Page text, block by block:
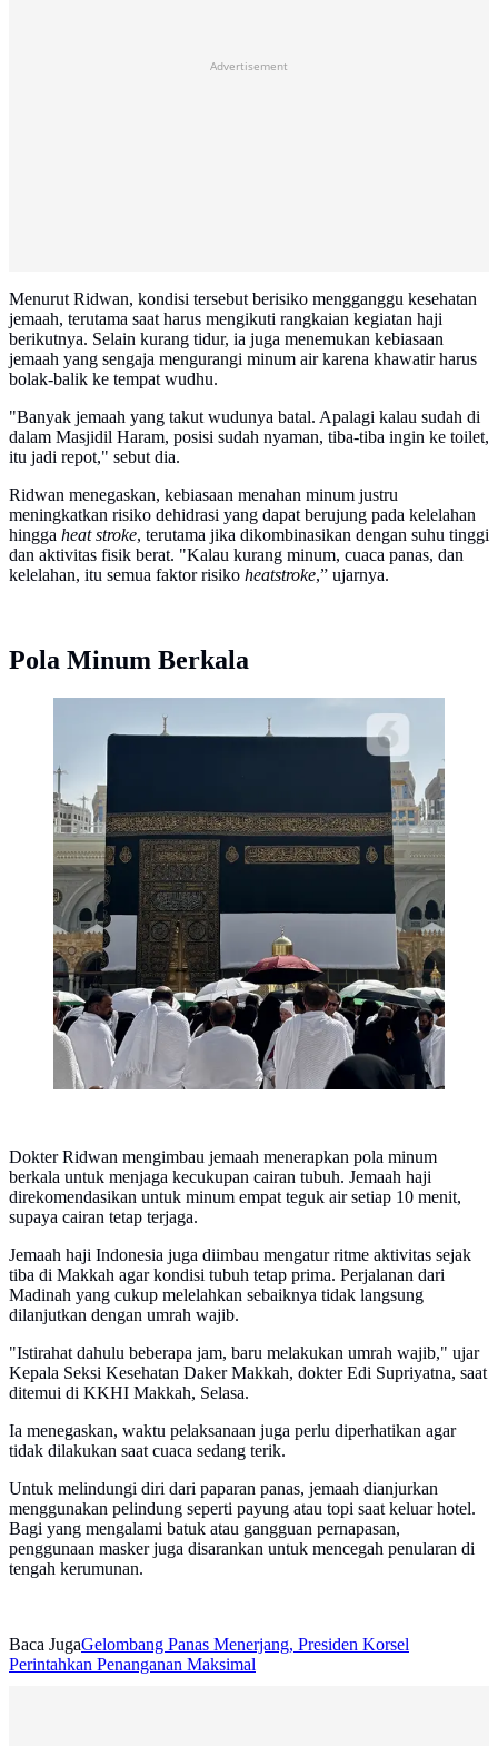
Advertisement
Menurut Ridwan, kondisi tersebut berisiko mengganggu kesehatan
jemaah, terutama saat harus mengikuti rangkaian kegiatan haji
berikutnya. Selain kurang tidur, ia juga menemukan kebiasaan
jemaah yang sengaja mengurangi minum air karena khawatir harus
bolak-balik ke tempat wudhu.
"Banyak jemaah yang takut wudunya batal. Apalagi kalau sudah di
dalam Masjidil Haram, posisi sudah nyaman, tiba-tiba ingin ke toilet,
itu jadi repot," sebut dia.
Ridwan menegaskan, kebiasaan menahan minum justru
meningkatkan risiko dehidrasi yang dapat berujung pada kelelahan
hingga heat stroke, terutama jika dikombinasikan dengan suhu tinggi
dan aktivitas fisik berat. "Kalau kurang minum, cuaca panas, dan
kelelahan, itu semua faktor risiko heatstroke,” ujarnya.
Pola Minum Berkala
Suasana Masjidil Haram di musim haji 2026 pada 23
April 2026. (Liputan6.com/Asnida Riani/MCH 2026)
Dokter Ridwan mengimbau jemaah menerapkan pola minum
berkala untuk menjaga kecukupan cairan tubuh. Jemaah haji
direkomendasikan untuk minum empat teguk air setiap 10 menit,
supaya cairan tetap terjaga.
Jemaah haji Indonesia juga diimbau mengatur ritme aktivitas sejak
tiba di Makkah agar kondisi tubuh tetap prima. Perjalanan dari
Madinah yang cukup melelahkan sebaiknya tidak langsung
dilanjutkan dengan umrah wajib.
"Istirahat dahulu beberapa jam, baru melakukan umrah wajib," ujar
Kepala Seksi Kesehatan Daker Makkah, dokter Edi Supriyatna, saat
ditemui di KKHI Makkah, Selasa.
Ia menegaskan, waktu pelaksanaan juga perlu diperhatikan agar
tidak dilakukan saat cuaca sedang terik.
Untuk melindungi diri dari paparan panas, jemaah dianjurkan
menggunakan pelindung seperti payung atau topi saat keluar hotel.
Bagi yang mengalami batuk atau gangguan pernapasan,
penggunaan masker juga disarankan untuk mencegah penularan di
tengah kerumunan.
Baca JugaGelombang Panas Menerjang, Presiden Korsel
Perintahkan Penanganan Maksimal